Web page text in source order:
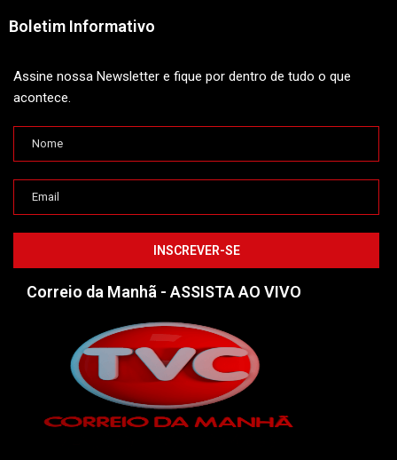
Boletim Informativo
Assine nossa Newsletter e fique por dentro de tudo o que
acontece.
Correio da Manhã - ASSISTA AO VIVO